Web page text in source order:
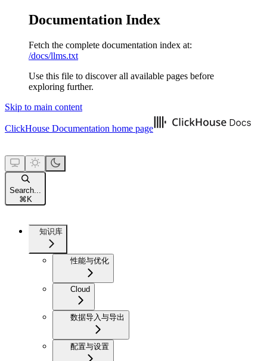
Documentation Index
Fetch the complete documentation index at:
/docs/llms.txt
Use this file to discover all available pages before
exploring further.
Skip to main content
ClickHouse Documentation home page
Search...
⌘ K
知识库
性能与优化
Cloud
数据导入与导出
配置与设置